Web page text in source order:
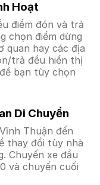
Hoạt
điểm đón và trả
chọn điểm dừng
quan hay các địa
trả đều hiển thị
bạn tùy chọn
Di Chuyển
Thuận đến
thay đổi tùy nhà
Chuyến xe đầu
và chuyến cuối